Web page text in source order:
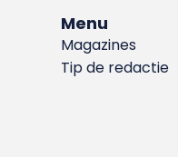
Menu
Magazines
Tip de redactie